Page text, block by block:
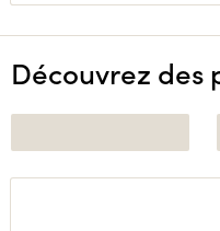
Découvrez des